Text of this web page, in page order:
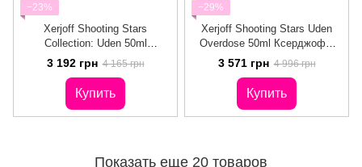
−23%
Xerjoff Shooting Stars
Collection: Uden 50ml
Ксерджофф Уден
3 192 грн 4 165 грн
Купить
−29%
Xerjoff Shooting Stars Uden
Overdose 50ml Ксерджофф
Уден Овердоз
3 571 грн 4 996 грн
Купить
Показать еще 20 товаров